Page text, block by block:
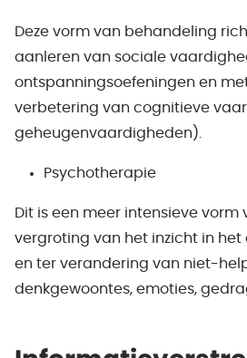
Deze vorm van behandeling
aanleren van sociale
ontspanningsoefeningen en
verbetering van cognitieve
geheugenvaardigheden).
Psychotherapie
Dit is een meer intensieve
vergroting van het inzicht in het
en ter verandering van niet-
denkgewoontes, emoties,